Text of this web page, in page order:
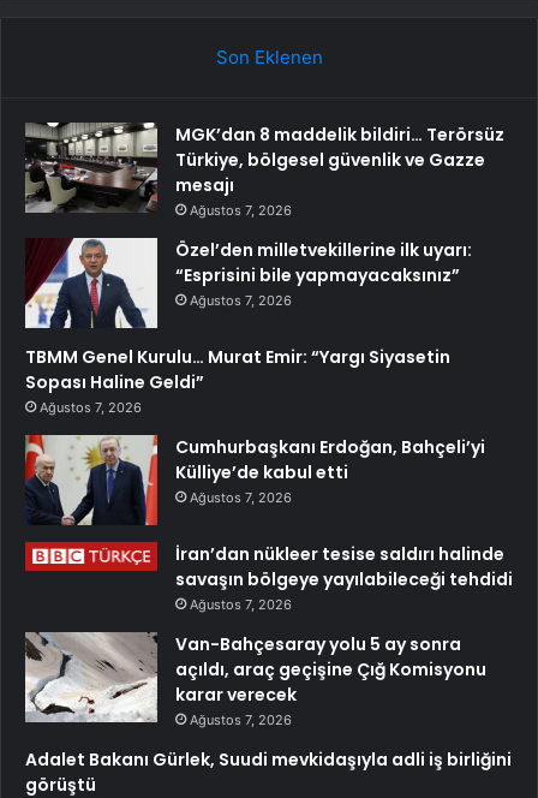
Son Eklenen
MGK’dan 8 maddelik bildiri… Terörsüz
Türkiye, bölgesel güvenlik ve Gazze
mesajı
Ağustos 7, 2026
Özel’den milletvekillerine ilk uyarı:
“Esprisini bile yapmayacaksınız”
Ağustos 7, 2026
TBMM Genel Kurulu… Murat Emir: “Yargı Siyasetin
Sopası Haline Geldi”
Ağustos 7, 2026
Cumhurbaşkanı Erdoğan, Bahçeli’yi
Külliye’de kabul etti
Ağustos 7, 2026
İran’dan nükleer tesise saldırı halinde
savaşın bölgeye yayılabileceği tehdidi
Ağustos 7, 2026
Van-Bahçesaray yolu 5 ay sonra
açıldı, araç geçişine Çığ Komisyonu
karar verecek
Ağustos 7, 2026
Adalet Bakanı Gürlek, Suudi mevkidaşıyla adli iş birliğini
görüştü